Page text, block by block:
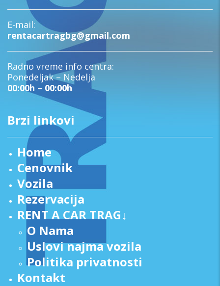
E-mail:
rentacartragbg@gmail.com
Radno vreme info centra:
Ponedeljak – Nedelja
00:00h – 00:00h
Brzi linkovi
Home
Cenovnik
Vozila
Rezervacija
RENT A CAR TRAG↓
O Nama
Uslovi najma vozila
Politika privatnosti
Kontakt